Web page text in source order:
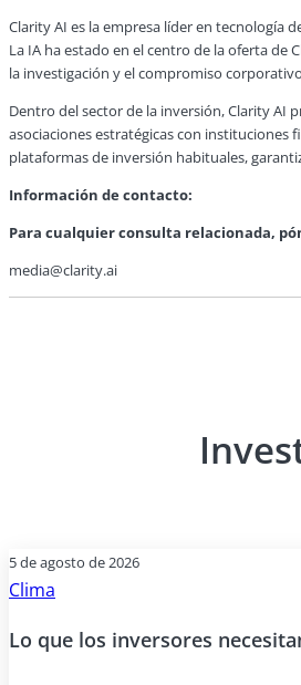
Clarity AI es la empresa líder en tecnología
La IA ha estado en el centro de la oferta
la investigación y el compromiso
Dentro del sector de la inversión, Clarity AI
asociaciones estratégicas con instituciones
plataformas de inversión habituales,
Información de contacto:
Para cualquier consulta relacionada,
media@clarity.ai
5 de agosto de 2026
Clima
Lo que los inversores